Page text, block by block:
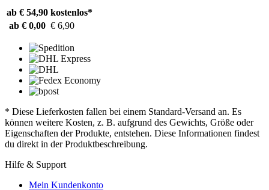
ab € 54,90 kostenlos*
ab € 0,00 € 6,90
* Diese Lieferkosten fallen bei einem Standard-Versand an. Es
können weitere Kosten, z. B. aufgrund des Gewichts, Größe oder
Eigenschaften der Produkte, entstehen. Diese Informationen findest
du direkt in der Produktbeschreibung.
Hilfe & Support
Mein Kundenkonto